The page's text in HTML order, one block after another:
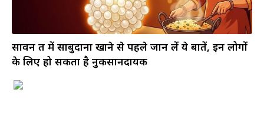
सावन व्रत में साबुदाना खाने से पहले जान लें ये बातें, इन लोगों
के लिए हो सकता है नुकसानदायक